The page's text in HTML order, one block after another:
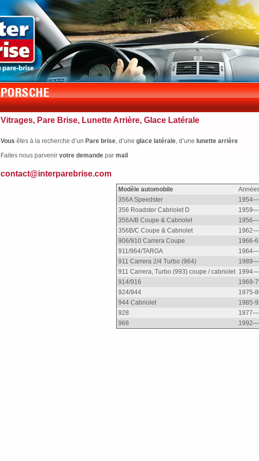
Vitrages, Pare Brise, Lunette Arrière, Glace Latérale
Vous êtes à la recherche d’un Pare brise, d’une glace latérale, d’une lunette arrière
Faites nous parvenir votre demande par mail
contact@interparebrise.com
Modèle automobile
356A Speedster
356 Roadster Cabriolet D
356A/B Coupe & Cabriolet
356B/C Coupe & Cabriolet
906/910 Carrera Coupe
1966-
911/964/TARGA
911 Carrera 2/4 Turbo (964)
911 Carrera, Turbo (993) coupe / cabriolet
914/916
1969-
924/944
1975-
944 Cabriolet
1985-
928
968